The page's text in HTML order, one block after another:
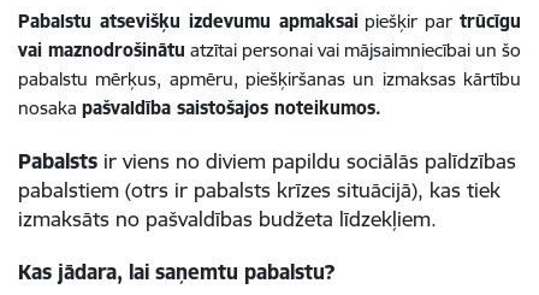
Pabalstu atsevišķu izdevumu apmaksaipiešķir par trūcīgu
vai maznodrošinātu atzītai personai vai mājsaimniecībai un šo
pabalstu mērķus, apmēru, piešķiršanas un izmaksas kārtību
nosaka pašvaldība saistošajos noteikumos.
Pabalsts ir viens no diviem papildu sociālās palīdzības
pabalstiem (otrs ir pabalsts krīzes situācijā), kas tiek
izmaksāts no pašvaldības budžeta līdzekļiem.
Kas jādara, lai saņemtu pabalstu?